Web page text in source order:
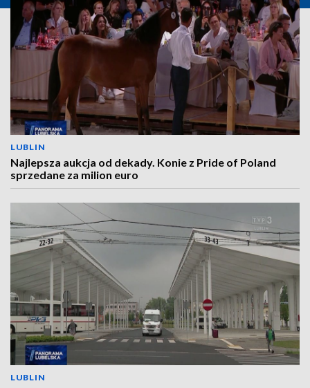
LUBLIN
Najlepsza aukcja od dekady. Konie z Pride of Poland
sprzedane za milion euro
LUBLIN